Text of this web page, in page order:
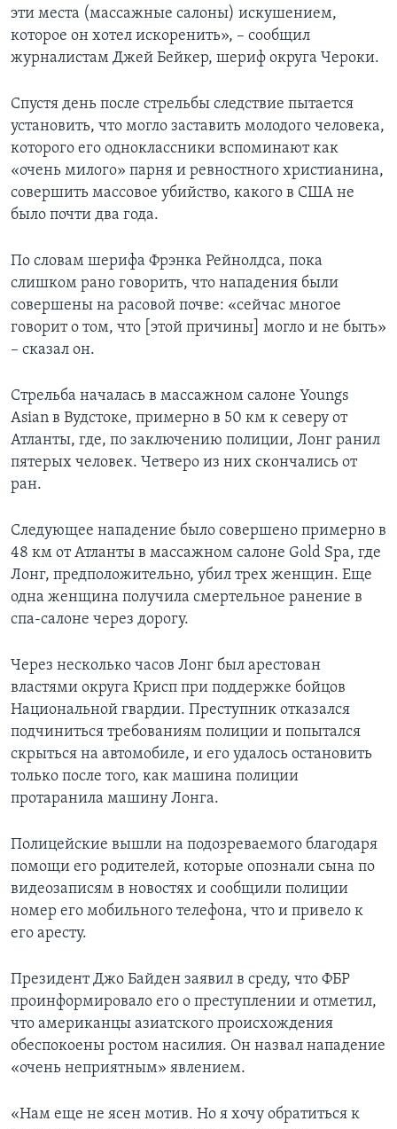
эти места (массажные салоны) искушением,
которое он хотел искоренить», – сообщил
журналистам Джей Бейкер, шериф округа Чероки.
Спустя день после стрельбы следствие пытается
установить, что могло заставить молодого человека,
которого его одноклассники вспоминают как
«очень милого» парня и ревностного христианина,
совершить массовое убийство, какого в США не
было почти два года.
По словам шерифа Фрэнка Рейнолдса, пока
слишком рано говорить, что нападения были
совершены на расовой почве: «сейчас многое
говорит о том, что [этой причины] могло и не быть»
– сказал он.
Стрельба началась в массажном салоне Youngs
Asian в Вудстоке, примерно в 50 км к северу от
Атланты, где, по заключению полиции, Лонг ранил
пятерых человек. Четверо из них скончались от
ран.
Следующее нападение было совершено примерно в
48 км от Атланты в массажном салоне Gold Spa, где
Лонг, предположительно, убил трех женщин. Еще
одна женщина получила смертельное ранение в
спа-салоне через дорогу.
Через несколько часов Лонг был арестован
властями округа Крисп при поддержке бойцов
Национальной гвардии. Преступник отказался
подчиниться требованиям полиции и попытался
скрыться на автомобиле, и его удалось остановить
только после того, как машина полиции
протаранила машину Лонга.
Полицейские вышли на подозреваемого благодаря
помощи его родителей, которые опознали сына по
видеозаписям в новостях и сообщили полиции
номер его мобильного телефона, что и привело к
его аресту.
Президент Джо Байден заявил в среду, что ФБР
проинформировало его о преступлении и отметил,
что американцы азиатского происхождения
обеспокоены ростом насилия. Он назвал нападение
«очень неприятным» явлением.
«Нам еще не ясен мотив. Но я хочу обратиться к